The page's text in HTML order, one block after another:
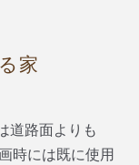
家
道路面よりも
時には既に使用